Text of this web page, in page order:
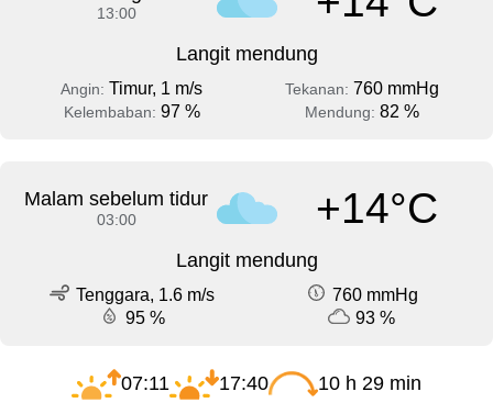
13:00
Langit mendung
Angin: Timur, 1 m/s Tekanan: 760 mmHg
Kelembaban: 97 % Mendung: 82 %
Malam sebelum tidur
03:00 +14°C
Langit mendung
Tenggara, 1.6 m/s
760 mmHg
95 %
93 %
07:11 17:40 10 h 29 min